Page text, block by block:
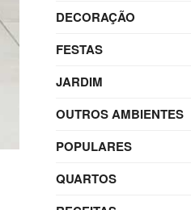
DECORAÇÃO
FESTAS
JARDIM
OUTROS AMBIENTES
POPULARES
QUARTOS